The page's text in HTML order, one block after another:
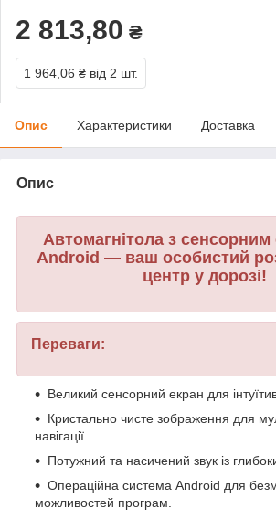
2 813,80 ₴
1 964,06 ₴ від 2 шт.
Опис Характеристики Доставка
Опис
Автомагнітола з
Android — ваш особистий
центр у дорозі!
Переваги:
Великий сенсорний екран для
Кристально чисте зображення для
навігації.
Потужний та насичений звук із
Операційна система Android для
можливостей програм.